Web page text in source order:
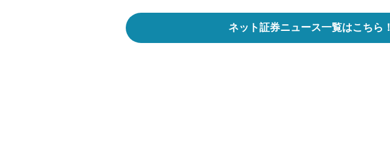
ネット証券ニュース一覧はこちら！